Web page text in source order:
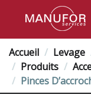
Accueil Levage
Produits
Pinces